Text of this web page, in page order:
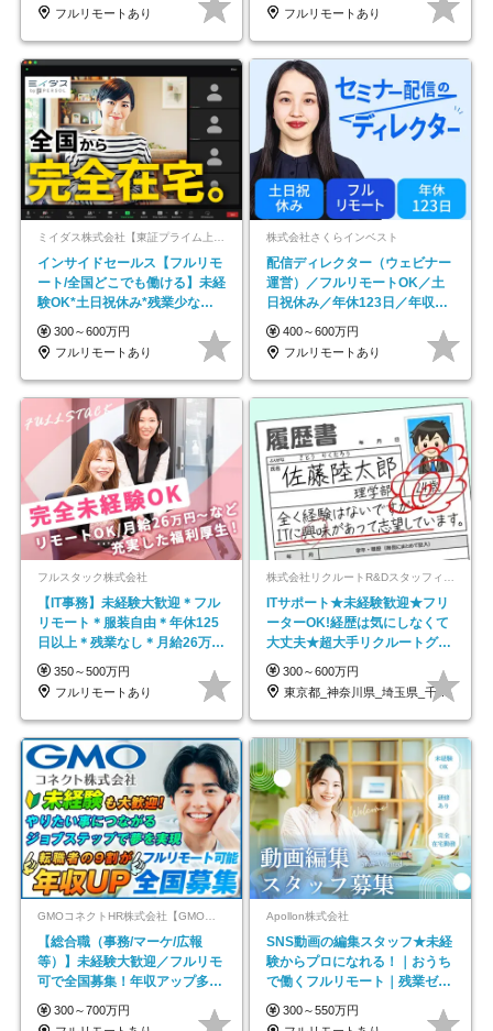
フルリモートあり フルリモートあり
ミイダス株式会社【東証プライム上場パーソルグループ】
インサイドセールス【フルリモ
ート/全国どこでも働ける】未経
験OK*土日祝休み*残業少なめ*
在宅勤務手当あり
300～600万円
フルリモートあり
株式会社さくらインベスト
配信ディレクター（ウェビナー
運営）／フルリモートOK／土
日祝休み／年休123日／年収
600万円可
400～600万円
フルリモートあり
フルスタック株式会社
【IT事務】未経験大歓迎＊フル
リモート＊服装自由＊年休125
日以上＊残業なし＊月給26万円
以上
350～500万円
フルリモートあり
ITサポート★未経験歓迎★フリ
ーターOK!経歴は気にしなくて
大丈夫★超大手リクルートグル
ープの正社員/sg
300～600万円
東京都_神奈川県_埼玉県_千葉県_大阪府…
GMOコネクトHR株式会社【GMOインターネットグループ】
【総合職（事務/マーケ/広報
等）】未経験大歓迎／フルリモ
可で全国募集！年収アップ多数
★年休最大130日★
300～700万円
Apollon株式会社
SNS動画の編集スタッフ★未経
験からプロになれる！｜おうち
で働くフルリモート｜残業ゼロ
で18時退勤◎
300～550万円